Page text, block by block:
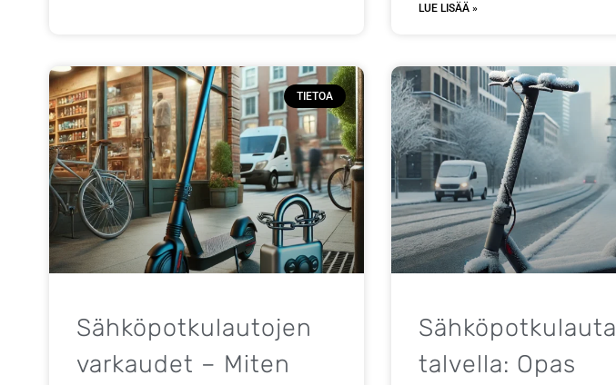
LUE LISÄÄ »
TIETOA
Sähköpotkulautojen
varkaudet – Miten
Sähköpotkulauta
talvella: Opas